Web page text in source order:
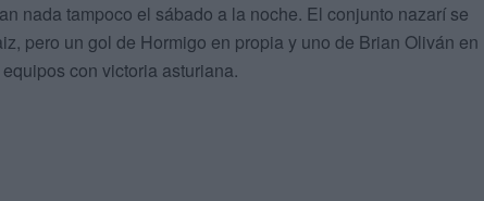
nada tampoco el sábado a la noche. El conjunto nazarí se
pero un gol de Hormigo en propia y uno de Brian Oliván en
con victoria asturiana.